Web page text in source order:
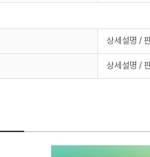
상세설명 /
상세설명 /